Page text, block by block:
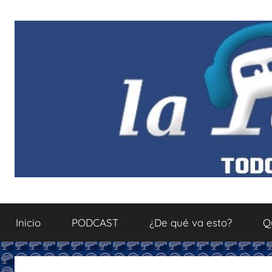
La
Podcastfera
sobre
el
del
Inicio PODCAST ¿De qué va esto?